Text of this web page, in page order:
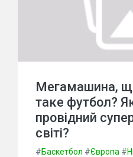
Мегамашина,
таке футбол?
провідний
світі?
#Баскетбол #Європа #